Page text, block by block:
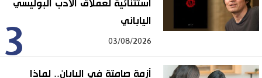
3
استثنائية لعملاق الأدب البوليسي
الياباني
03/08/2026
أزمة صامتة في اليابان.. لماذا